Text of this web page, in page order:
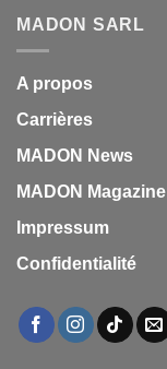
MADON SARL
A propos
Carrières
MADON News
MADON Magazine
Impressum
Confidentialité